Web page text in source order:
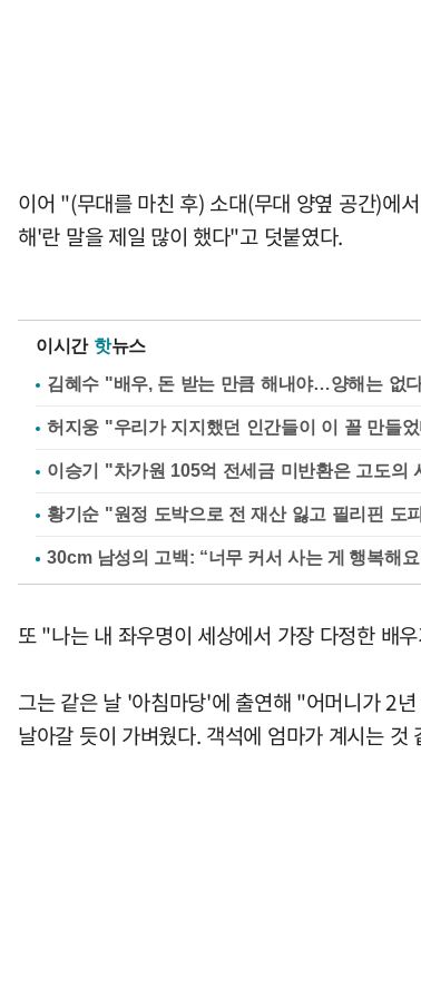
이어 "(무대를 마친 후) 소대(무대 양옆 공간)에
해'란 말을 제일 많이 했다"고 덧붙였다.
이시간 핫뉴스
김혜수 "배우, 돈 받는 만큼 해내야…양해는 없
허지웅 "우리가 지지했던 인간들이 이 꼴 만들
이승기 "차가원 105억 전세금 미반환은 고도의
황기순 "원정 도박으로 전 재산 잃고 필리핀 도
또 "나는 내 좌우명이 세상에서 가장 다정한 배
그는 같은 날 '아침마당'에 출연해 "어머니가 2
날아갈 듯이 가벼웠다. 객석에 엄마가 계시는